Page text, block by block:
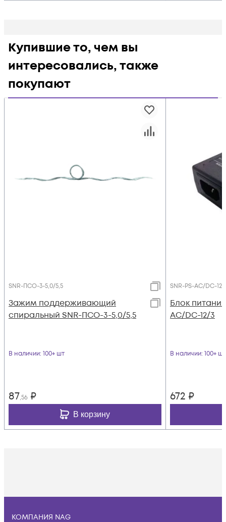
Купившие то, чем вы
интересовались, также
покупают
SNR-ПСО-3-5,0/5,5
Зажим поддерживающий
спиральный SNR-ПСО-3-5,0/5,5
В наличии: 100+ шт
87,56 ₽
В корзину
SNR-PS-AC/DC-12/
Блок
AC/DC-12/3
В наличии: 100+ шт
672 ₽
КОМПАНИЯ NAG